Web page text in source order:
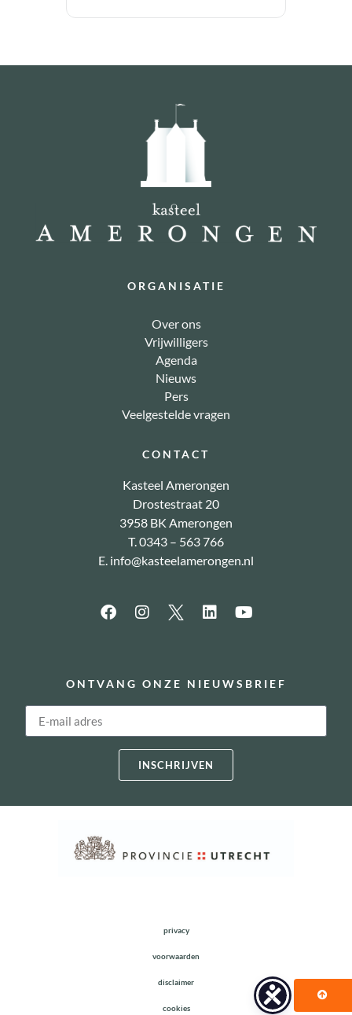
ORGANISATIE
Over ons
Vrijwilligers
Agenda
Nieuws
Pers
Veelgestelde vragen
CONTACT
Kasteel Amerongen
Drostestraat 20
3958 BK Amerongen
T. 0343 – 563 766
E. info@kasteelamerongen.nl
ONTVANG ONZE NIEUWSBRIEF
INSCHRIJVEN
privacy
voorwaarden
disclaimer
cookies